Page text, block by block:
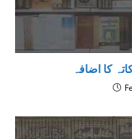
کا اضافہ